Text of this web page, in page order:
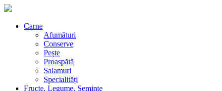
Carne
Afumături
Conserve
Pește
Proaspătă
Salamuri
Specialități
Fructe, Legume, Seminte